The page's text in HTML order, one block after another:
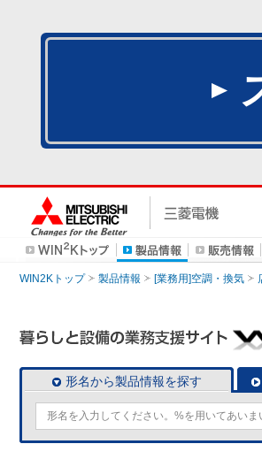
WIN2Kトップ 製品情報 [業務用]空調・換気
形名から製品情報を探す